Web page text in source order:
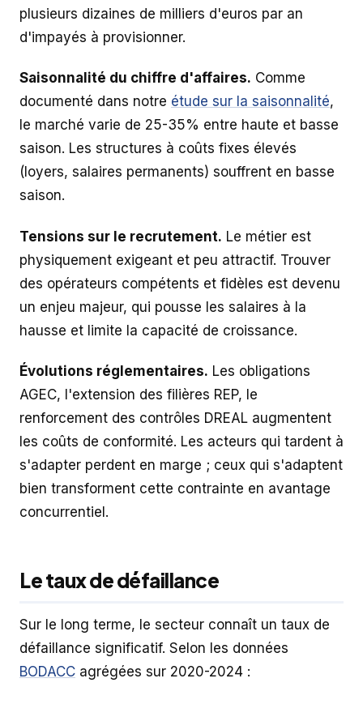
plusieurs dizaines de milliers d'euros par an
d'impayés à provisionner.
Saisonnalité du chiffre d'affaires. Comme
documenté dans notre étude sur la saisonnalité,
le marché varie de 25-35% entre haute et basse
saison. Les structures à coûts fixes élevés
(loyers, salaires permanents) souffrent en basse
saison.
Tensions sur le recrutement. Le métier est
physiquement exigeant et peu attractif. Trouver
des opérateurs compétents et fidèles est devenu
un enjeu majeur, qui pousse les salaires à la
hausse et limite la capacité de croissance.
Évolutions réglementaires. Les obligations
AGEC, l'extension des filières REP, le
renforcement des contrôles DREAL augmentent
les coûts de conformité. Les acteurs qui tardent à
s'adapter perdent en marge ; ceux qui s'adaptent
bien transforment cette contrainte en avantage
concurrentiel.
Le taux de défaillance
Sur le long terme, le secteur connaît un taux de
défaillance significatif. Selon les données
BODACC agrégées sur 2020-2024 :